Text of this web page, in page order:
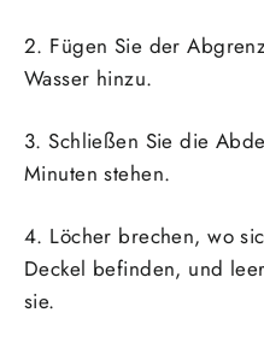
2. Fügen Sie der
Wasser hinzu.
3. Schließen Sie die
Minuten stehen.
4. Löcher brechen, wo
Deckel befinden, und
sie.